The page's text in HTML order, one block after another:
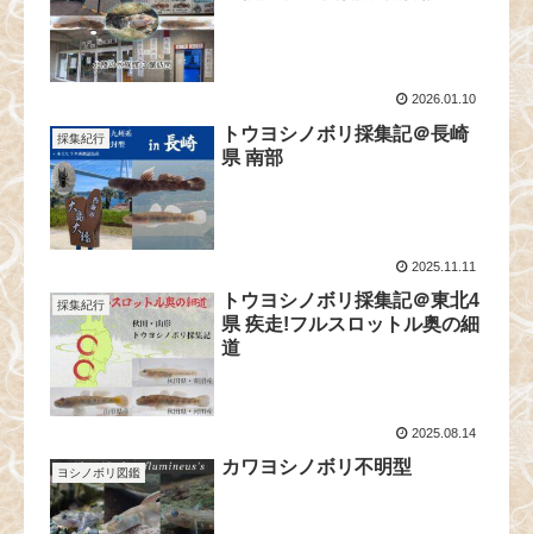
2026.01.10
採集紀行
トウヨシノボリ採集記＠長崎
県 南部
2025.11.11
採集紀行
トウヨシノボリ採集記＠東北4
県 疾走!フルスロットル奥の細
道
2025.08.14
ヨシノボリ図鑑 カワヨシノボリ不明型